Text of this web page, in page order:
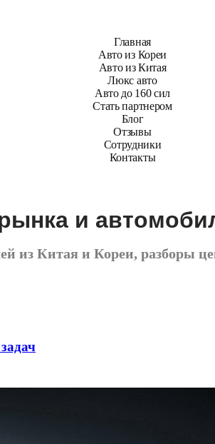
Главная
Авто из Кореи
Авто из Китая
Люкс авто
Авто до 160 сил
Стать партнером
Блог
Отзывы
Сотрудники
Контакты
и
из Китая и Кореи, разборы